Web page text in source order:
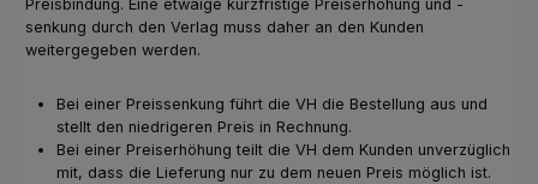
Preisbindung. Eine etwaige kurzfristige Preiserhöhung und -
senkung durch den Verlag muss daher an den Kunden
weitergegeben werden.
Bei einer Preissenkung führt die VH die Bestellung aus und
stellt den niedrigeren Preis in Rechnung.
Bei einer Preiserhöhung teilt die VH dem Kunden unverzüglich
mit, dass die Lieferung nur zu dem neuen Preis möglich ist.